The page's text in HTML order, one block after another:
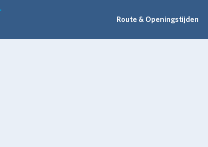
Route & Openingstijden